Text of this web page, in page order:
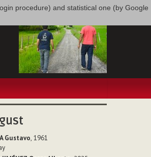
procedure) and statistical one (by Google
Gustavo, 1961